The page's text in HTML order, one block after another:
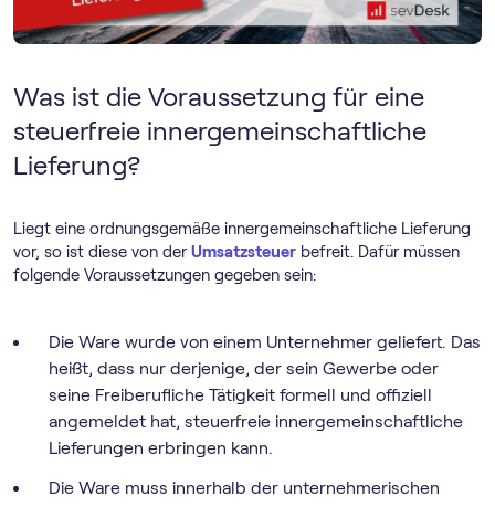
Was ist die Voraussetzung für eine
steuerfreie innergemeinschaftliche
Lieferung?
Liegt eine ordnungsgemäße innergemeinschaftliche Lieferung
vor, so ist diese von derUmsatzsteuer befreit. Dafür müssen
folgende Voraussetzungen gegeben sein:
Die Ware wurde von einem Unternehmer geliefert. Das
heißt, dass nur derjenige, der sein Gewerbe oder
seine Freiberufliche Tätigkeit formell und offiziell
angemeldet hat, steuerfreie innergemeinschaftliche
Lieferungen erbringen kann.
Die Ware muss innerhalb der unternehmerischen